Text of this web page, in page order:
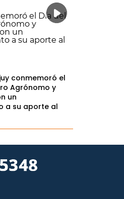
conmemoró el
Agrónomo y
un
a su aporte al